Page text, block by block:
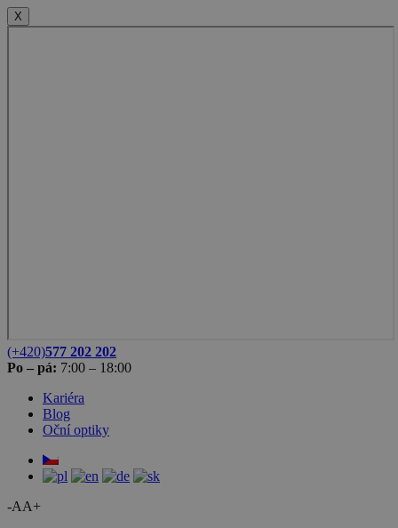
X
(+420)577 202 202
Po – pá: 7:00 – 18:00
Kariéra
Blog
Oční optiky
-AA+